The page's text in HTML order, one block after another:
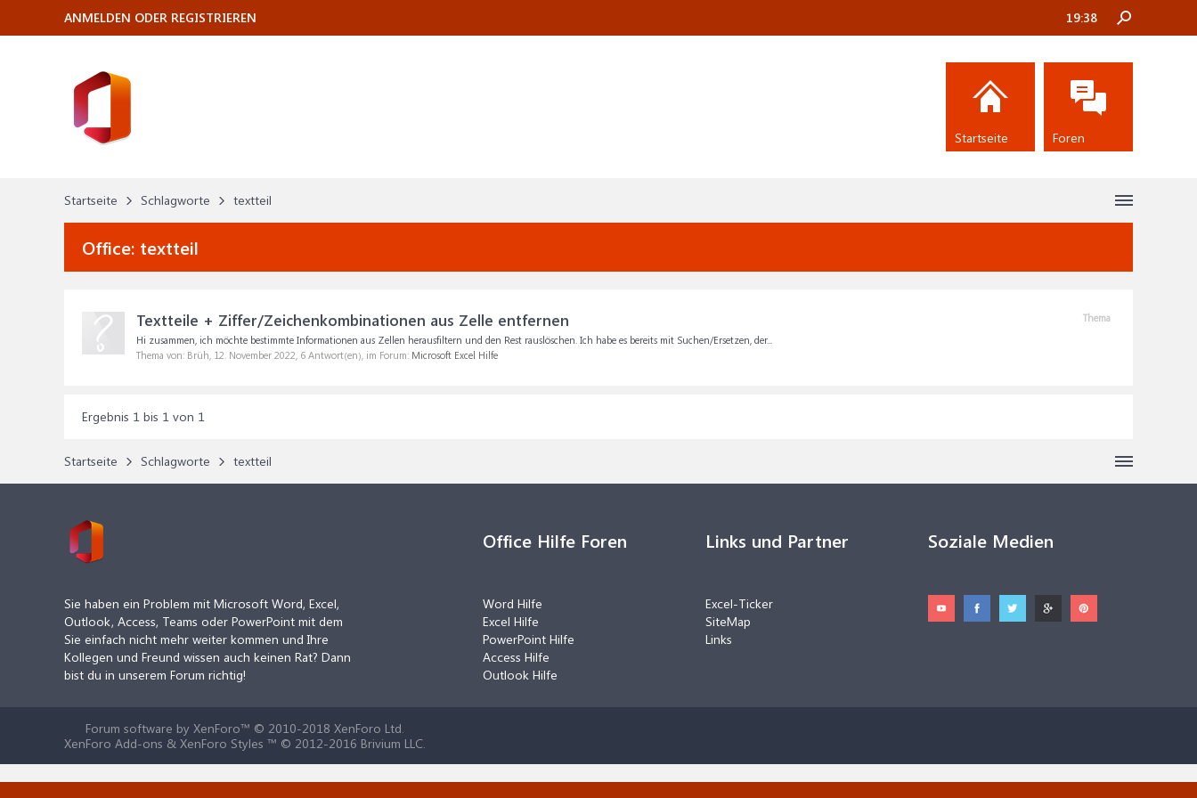
Startseite Schlagworte textteil
Office: textteil
Thema
Textteile + Ziffer/Zeichenkombinationen aus Zelle entfernen
Hi zusammen, ich möchte bestimmte Informationen aus Zellen herausfiltern und den Rest rauslöschen. Ich habe es bereits mit Suchen/Ersetzen, der...
Thema von: Brüh, 12. November 2022, 6 Antwort(en), im Forum: Microsoft Excel Hilfe
Ergebnis 1 bis 1 von 1
Startseite Schlagworte textteil
ANMELDEN ODER REGISTRIEREN 19:38
Startseite Foren
Sie haben ein Problem mit Microsoft Word, Excel,
Outlook, Access, Teams oder PowerPoint mit dem
Sie einfach nicht mehr weiter kommen und Ihre
Kollegen und Freund wissen auch keinen Rat? Dann
bist du in unserem Forum richtig!
Office Hilfe Foren
Word Hilfe
Excel Hilfe
PowerPoint Hilfe
Access Hilfe
Outlook Hilfe
Links und Partner
Excel-Ticker
SiteMap
Links
Soziale Medien
Forum software by XenForo™ © 2010-2018 XenForo Ltd.
XenForo Add-ons & XenForo Styles ™ © 2012-2016 Brivium LLC.